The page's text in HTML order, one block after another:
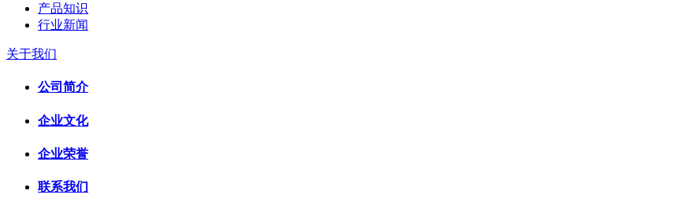
产品知识
行业新闻
关于我们
公司简介
企业文化
企业荣誉
联系我们